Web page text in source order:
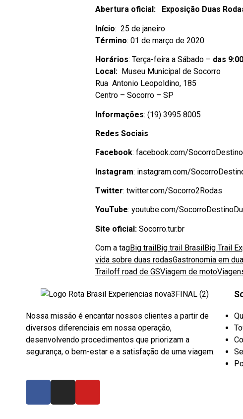
Abertura oficial: Exposição Duas
Início: 25 de janeiro
Término: 01 de março de 2020
Horários: Terça-feira a Sábado – das
Local: Museu Municipal de Socorro
Rua Antonio Leopoldino, 185
Centro – Socorro – SP
Informações: (19) 3995 8005
Redes Sociais
Facebook: facebook.com/
Instagram: instagram.com/
Twitter: twitter.com/Socorro2Rodas
YouTube: youtube.com/
Site oficial: Socorro.tur.br
Com a tagBig trail Big trail Brasil Big Trail
vida sobre duas rodasGastronomia em
Trail off road de GSViagem de moto
Nossa missão é encantar nossos clientes a partir de
diversos diferenciais em nossa operação,
desenvolvendo procedimentos que priorizam a
segurança, o bem-estar e a satisfação de uma viagem.